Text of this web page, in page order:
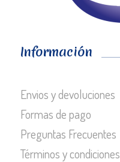
Información
Envios y devoluciones
Formas de pago
Preguntas Frecuentes
Términos y condiciones